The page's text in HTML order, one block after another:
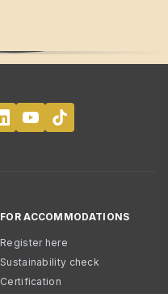
FOR ACCOMMODATIONS
Register here
Sustainability check
Certification